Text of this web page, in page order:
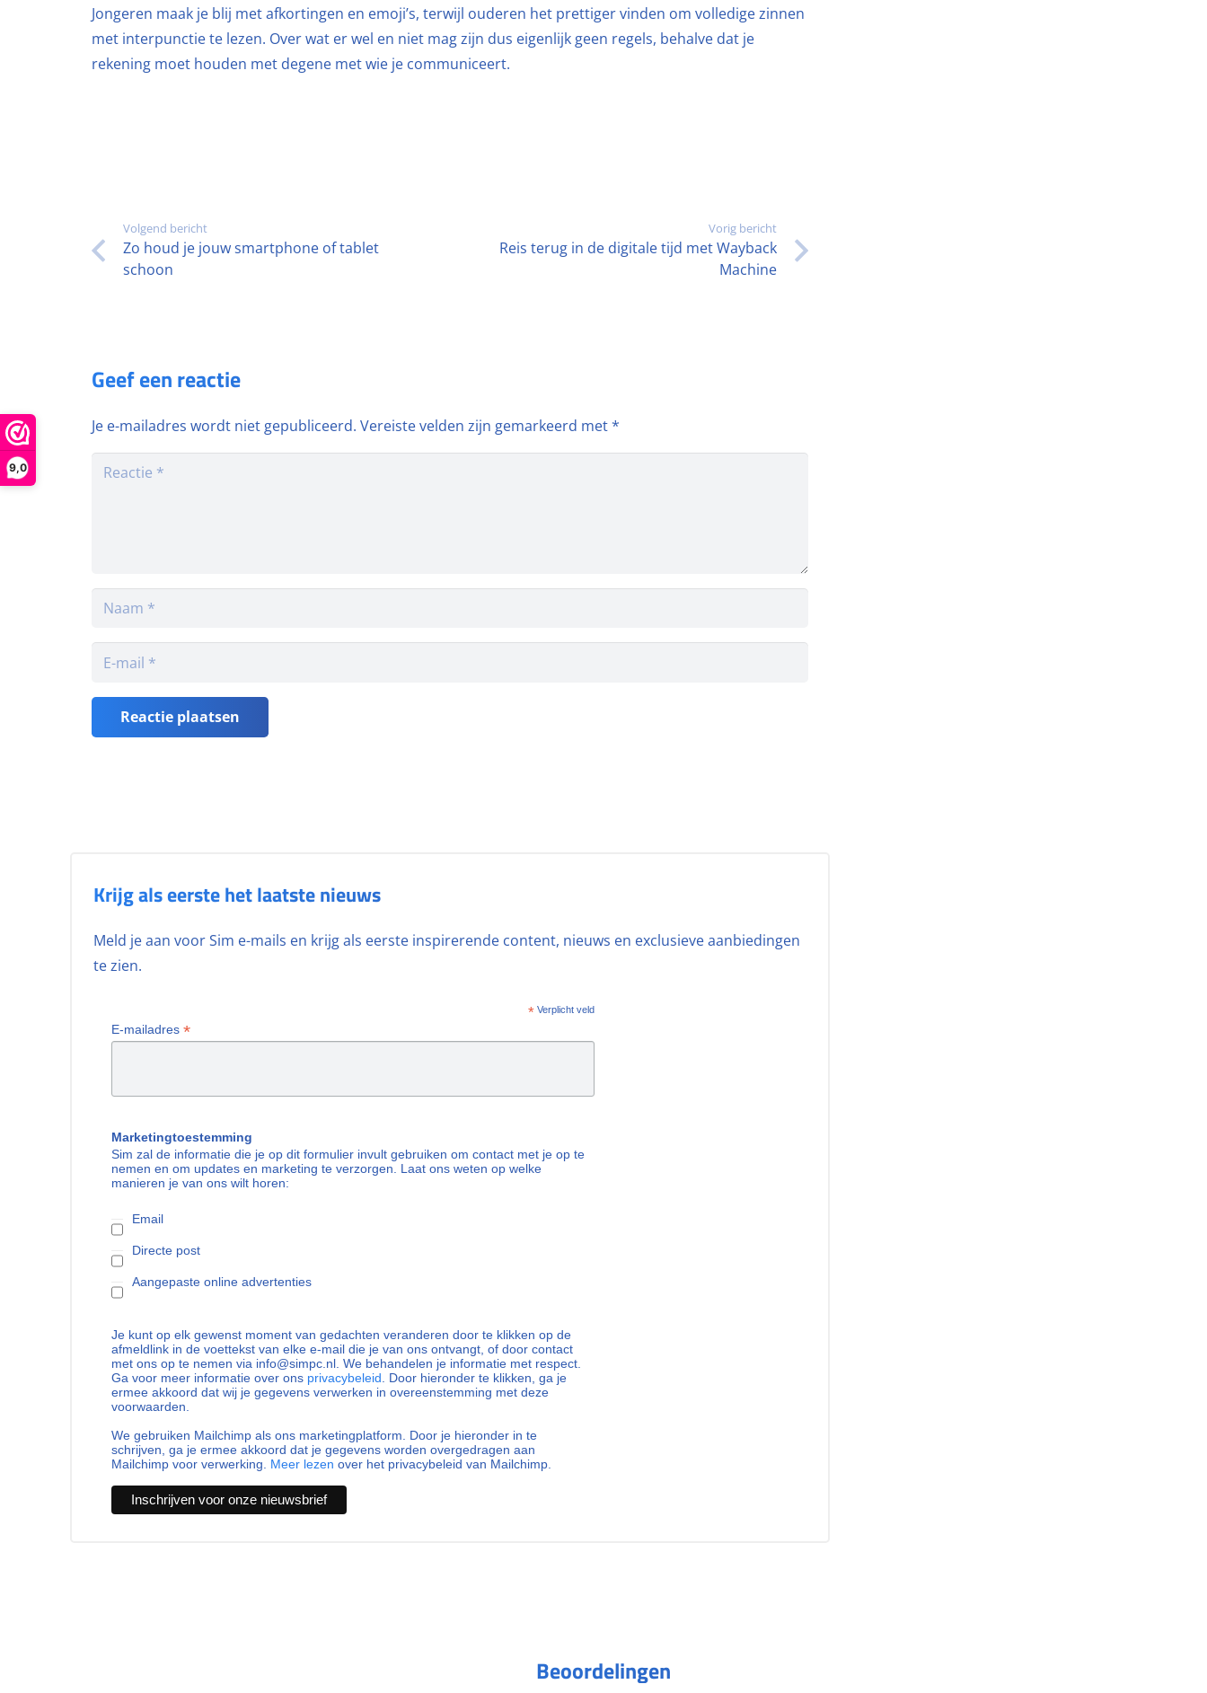
9,0
Jongeren maak je blij met afkortingen en emoji’s, terwijl ouderen het prettiger vinden om volledige zinnen
met interpunctie te lezen. Over wat er wel en niet mag zijn dus eigenlijk geen regels, behalve dat je
rekening moet houden met degene met wie je communiceert.
Volgend bericht
Zo houd je jouw smartphone of tablet
schoon
Vorig bericht
Reis terug in de digitale tijd met Wayback
Machine
Geef een reactie
Je e-mailadres wordt niet gepubliceerd. Vereiste velden zijn gemarkeerd met*
Reactie plaatsen
Krijg als eerste het laatste nieuws
Meld je aan voor Sim e-mails en krijg als eerste inspirerende content, nieuws en exclusieve aanbiedingen
te zien.
*Verplicht veld
E-mailadres *
Marketingtoestemming
Sim zal de informatie die je op dit formulier invult gebruiken om contact met je op te
nemen en om updates en marketing te verzorgen. Laat ons weten op welke
manieren je van ons wilt horen:
Email
Directe post
Aangepaste online advertenties
Je kunt op elk gewenst moment van gedachten veranderen door te klikken op de
afmeldlink in de voettekst van elke e-mail die je van ons ontvangt, of door contact
met ons op te nemen via info@simpc.nl. We behandelen je informatie met respect.
Ga voor meer informatie over ons privacybeleid . Door hieronder te klikken, ga je
ermee akkoord dat wij je gegevens verwerken in overeenstemming met deze
voorwaarden.
We gebruiken Mailchimp als ons marketingplatform. Door je hieronder in te
schrijven, ga je ermee akkoord dat je gegevens worden overgedragen aan
Mailchimp voor verwerking. Meer lezen over het privacybeleid van Mailchimp.
Beoordelingen